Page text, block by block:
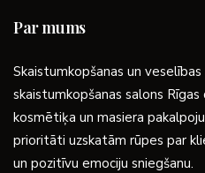
Par mums
Skaistumkopšanas un
skaistumkopšanas salons
kosmētiķa un masiera
prioritāti uzskatām rūpes par
un pozitīvu emociju sniegšanu.